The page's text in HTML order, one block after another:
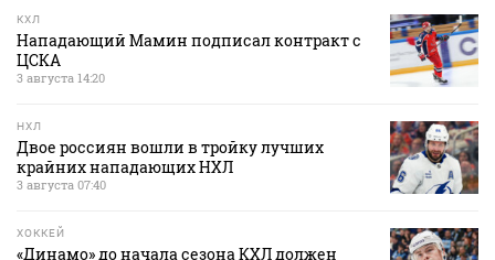
КХЛ
Нападающий Мамин подписал контракт с
ЦСКА
3 августа 14:20
НХЛ
Двое россиян вошли в тройку лучших
крайних нападающих НХЛ
3 августа 07:40
ХОККЕЙ
«Динамо» до начала сезона КХЛ должен